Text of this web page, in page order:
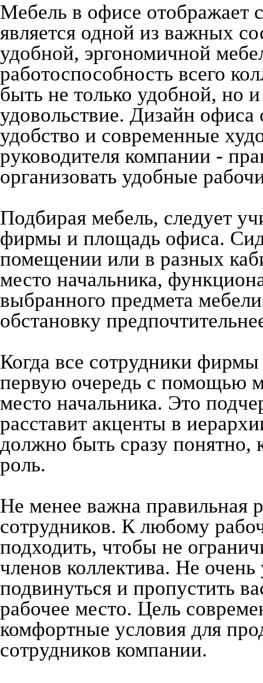
Мебель в офисе отображает
является одной из важных
удобной, эргономичной
работоспособность всего
быть не только удобной, но и
удовольствие. Дизайн офиса
удобство и современные
руководителя компании -
организовать удобные
Подбирая мебель, следует
фирмы и площадь офиса.
помещении или в разных
место начальника,
выбранного предмета
обстановку
Когда все сотрудники
первую очередь с помощью
место начальника. Это
расставит акценты в
должно быть сразу понятно,
роль.
Не менее важна правильная
сотрудников. К любому
подходить, чтобы не
членов коллектива. Не
подвинуться и пропустить
рабочее место. Цель
комфортные условия для
сотрудников компании.